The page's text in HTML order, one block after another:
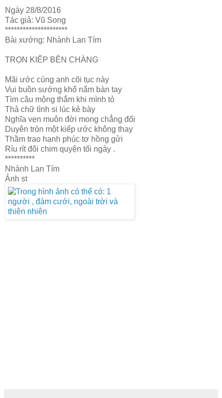
Ngày 28/8/2016
Tác giả: Vũ Song
*********************
Bài xướng: Nhành Lan Tím
TRỌN KIẾP BÊN CHÀNG
Mãi ước cùng anh cõi tục này
Vui buồn sướng khổ nắm bàn tay
Tìm câu mộng thắm khi mình tỏ
Thả chữ tình si lúc kẻ bày
Nghĩa vẹn muôn đời mong chẳng đổi
Duyên tròn một kiếp ước không thay
Thầm trao hạnh phúc tơ hồng gửi
Ríu rít đôi chim quyện tối ngày .
**********
Nhành Lan Tím
Ảnh st